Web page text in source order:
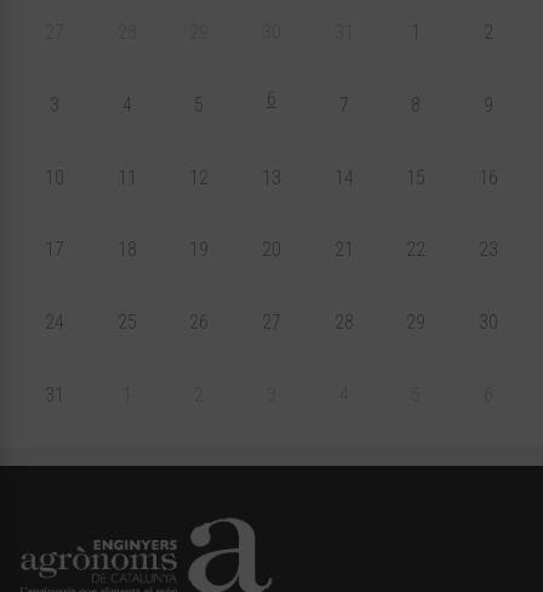
1 2
3 4 5 6 7 8 9
10 11 12 13 14 15 16
17 18 19 20 21 22 23
24 25 26 27 28 29 30
31